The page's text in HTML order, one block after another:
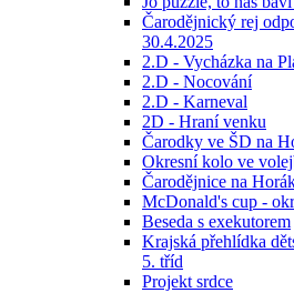
Čarodějnický rej
30.4.2025
2.D - Vycházka na
2.D - Nocování
2.D - Karneval
2D - Hraní venku
Čarodky ve ŠD na
Okresní kolo ve
Čarodějnice na
McDonald's cup -
Beseda s exekutorem
Krajská přehlídka
5. tříd
Projekt srdce